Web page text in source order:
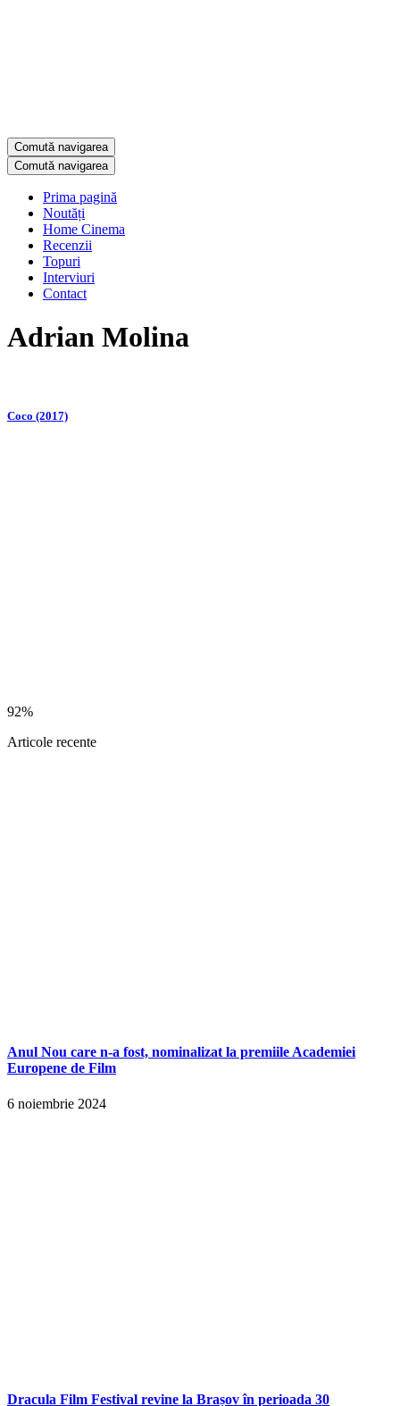
Comută navigarea
Comută navigarea
Prima pagină
Noutăți
Home Cinema
Recenzii
Topuri
Interviuri
Contact
Adrian Molina
Coco (2017)
92%
Articole recente
Anul Nou care n-a fost, nominalizat la premiile Academiei
Europene de Film
6 noiembrie 2024
Dracula Film Festival revine la Brașov în perioada 30